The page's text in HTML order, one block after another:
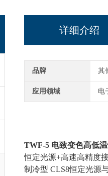
详细介绍
品牌 其
应用领域 电
TWF-5 电致变色高低
恒定光源+高速高精度
制冷型 CLS8恒定光源